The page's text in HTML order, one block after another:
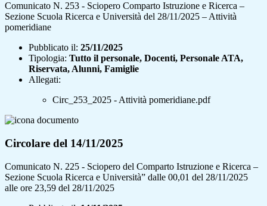
Comunicato N. 253 - Sciopero Comparto Istruzione e Ricerca –
Sezione Scuola Ricerca e Università del 28/11/2025 – Attività
pomeridiane
Pubblicato il: 25/11/2025
Tipologia: Tutto il personale, Docenti, Personale ATA,
Riservata, Alunni, Famiglie
Allegati:
Circ_253_2025 - Attività pomeridiane.pdf
Circolare del 14/11/2025
Comunicato N. 225 - Sciopero del Comparto Istruzione e Ricerca –
Sezione Scuola Ricerca e Università” dalle 00,01 del 28/11/2025
alle ore 23,59 del 28/11/2025